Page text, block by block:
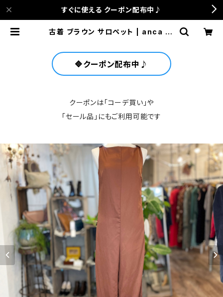
すぐに使える クーポン配布中♪
古着 ブラウン サロペット | anca te
🔷クーポン配布中♪
クーポンは「コーデ買い」や
「セール品」にもご利用可能です